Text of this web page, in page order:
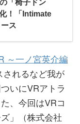
「椅子ドン
！「Intimate
ス
～一ノ宮英介編
されるなど我が
いにVRアトラ
、今回はVRコ
」（株式会社